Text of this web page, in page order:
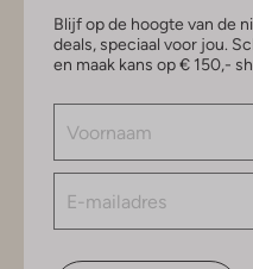
Blijf op de hoogte van de
deals, speciaal voor jou.
en maak kans op € 150,-